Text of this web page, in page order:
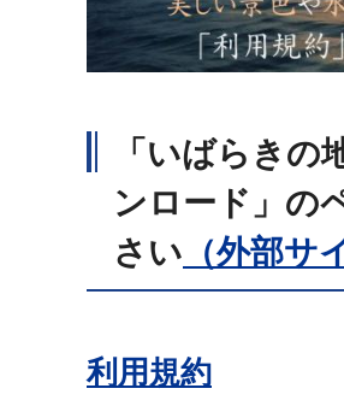
「いばらき
ンロード」の
さい （外部サ
利用規約